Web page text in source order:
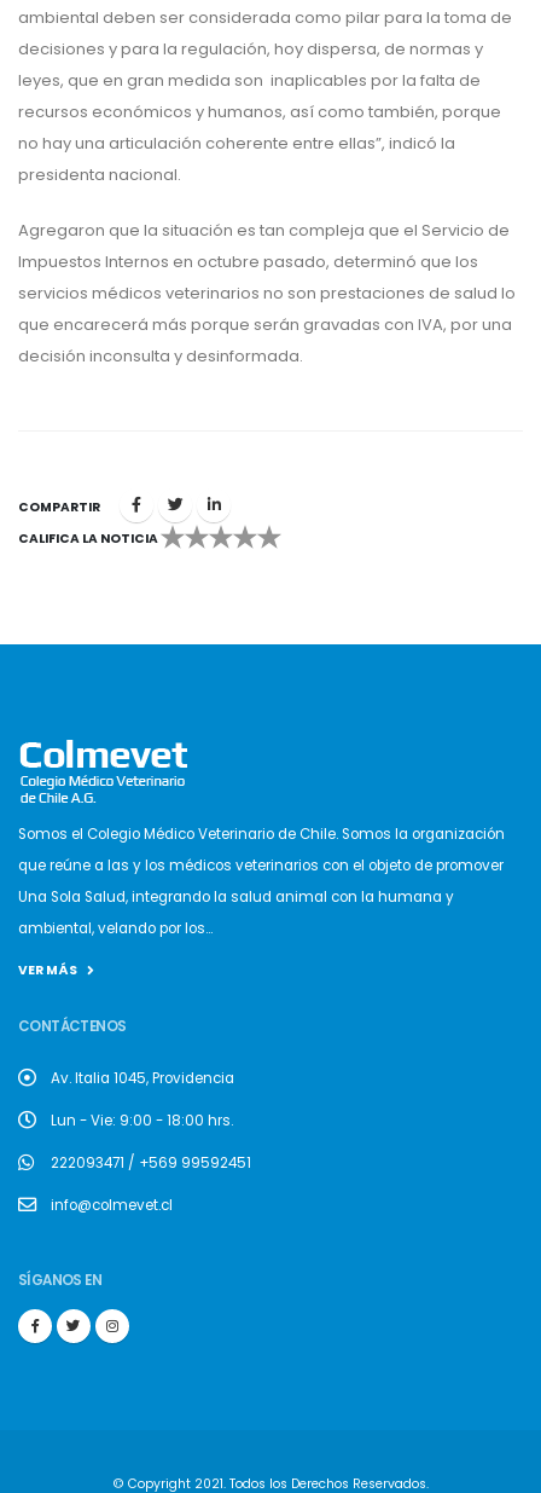
ambiental deben ser considerada como pilar para la toma de
decisiones y para la regulación, hoy dispersa, de normas y
leyes, que en gran medida son inaplicables por la falta de
recursos económicos y humanos, así como también, porque
no hay una articulación coherente entre ellas”, indicó la
presidenta nacional.
Agregaron que la situación es tan compleja que el Servicio de
Impuestos Internos en octubre pasado, determinó que los
servicios médicos veterinarios no son prestaciones de salud lo
que encarecerá más porque serán gravadas con IVA, por una
decisión inconsulta y desinformada.
COMPARTIR
CALIFICA LA NOTICIA
1 2 3 4 5
Somos el Colegio Médico Veterinario de Chile. Somos la organización
que reúne a las y los médicos veterinarios con el objeto de promover
Una Sola Salud, integrando la salud animal con la humana y
ambiental, velando por los...
VER MÁS
CONTÁCTENOS
Av. Italia 1045, Providencia
Lun - Vie: 9:00 - 18:00 hrs.
222093471 / +569 99592451
info@colmevet.cl
SÍGANOS EN
© Copyright 2021. Todos los Derechos Reservados.